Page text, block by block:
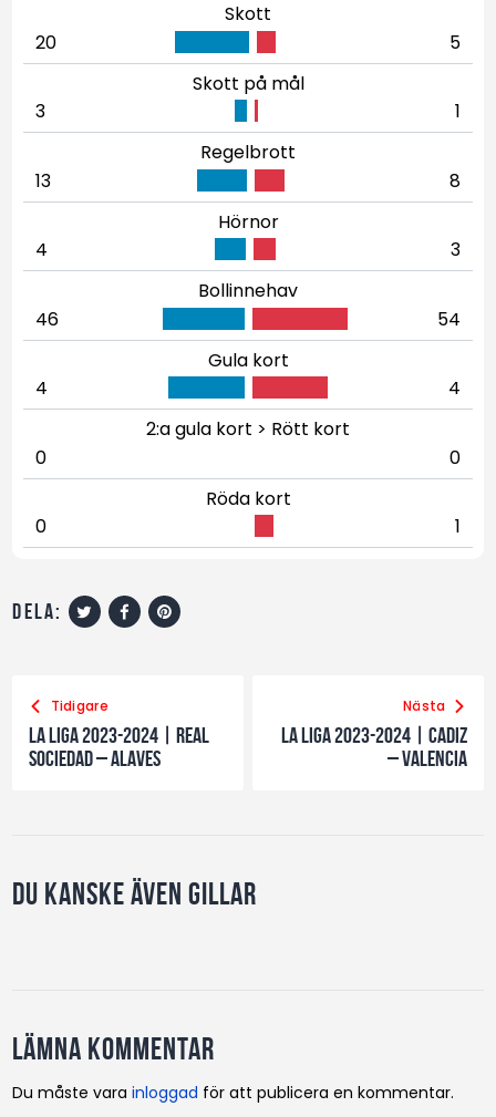
Skott
20
5
Skott på mål
3
1
Regelbrott
13
8
Hörnor
4
3
Bollinnehav
46
54
Gula kort
4
4
2:a gula kort > Rött kort
0
0
Röda kort
0
1
dela:
Tidigare
La Liga 2023-2024 | Real
Sociedad – Alaves
Nästa
La Liga 2023-2024 | Cadiz
– Valencia
Du kanske även gillar
Lämna kommentar
Du måste varainloggad för att publicera en kommentar.